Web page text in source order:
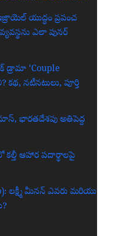
యుద్ధం ప్రపంచ
ఎలా పునర్
డ్రామా ‘Couple
కథ, నటీనటులు, పూర్తి
భారతదేశపు అతిపెద్ద
ఆహార పదార్థాలపై
లక్ష్మీ మీనన్ ఎవరు మరియు